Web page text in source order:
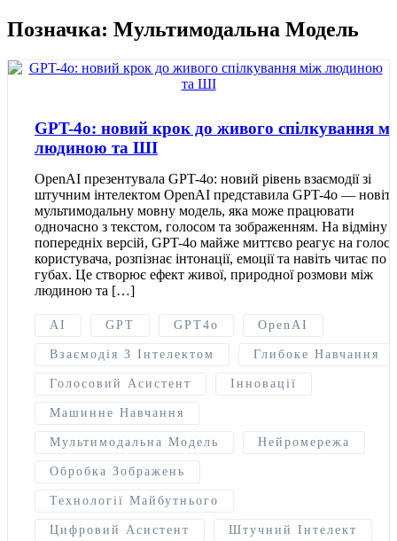
Позначка: Мультимодальна Модель
GPT-4o: новий крок до живого спілкування
людиною та ШІ
OpenAI презентувала GPT-4o: новий рівень взаємодії зі
штучним інтелектом OpenAI представила GPT-4o —
мультимодальну мовну модель, яка може працювати
одночасно з текстом, голосом та зображенням. На відміну
попередніх версій, GPT-4o майже миттєво реагує на голос
користувача, розпізнає інтонації, емоції та навіть читає по
губах. Це створює ефект живої, природної розмови між
людиною та […]
AI GPT GPT4o OpenAI
Взаємодія З Інтелектом Глибоке Навчання
Голосовий Асистент Інновації
Машинне Навчання
Мультимодальна Модель Нейромережа
Обробка Зображень
Технології Майбутнього
Цифровий Асистент Штучний Інтелект